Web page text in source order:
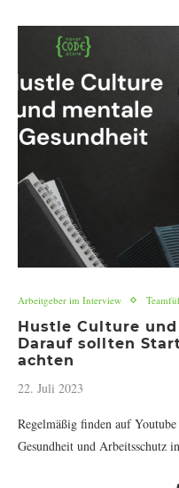
Arbeitgeber im Interview
Hustle Culture
Darauf sollten
achten
22. Juli 2023
Regelmäßig finden auf
Gesundheit und Arbeitsschutz